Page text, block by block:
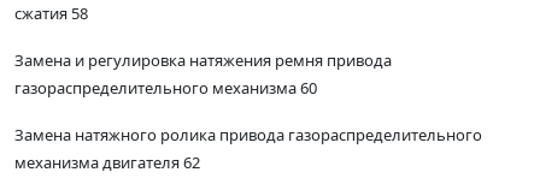
сжатия 58
Замена и регулировка натяжения ремня привода
газораспределительного механизма 60
Замена натяжного ролика привода газораспределительного
механизма двигателя 62